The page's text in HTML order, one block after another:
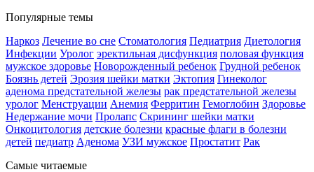
Популярные темы
Наркоз Лечение во сне Стоматология Педиатрия Диетология
Инфекции Уролог эректильная дисфункция половая функция
мужское здоровье Новорожденный ребенок Грудной ребенок
Боязнь детей Эрозия шейки матки Эктопия Гинеколог
аденома предстательной железы рак предстательной железы
уролог Менструации Анемия Ферритин Гемоглобин Здоровье
Недержание мочи Пролапс Скрининг шейки матки
Онкоцитология детские болезни красные флаги в болезни
детей педиатр Аденома УЗИ мужское Простатит Рак
Самые читаемые